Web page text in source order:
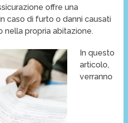
offre una
caso di furto o danni causati
propria abitazione.
In questo
articolo,
verranno